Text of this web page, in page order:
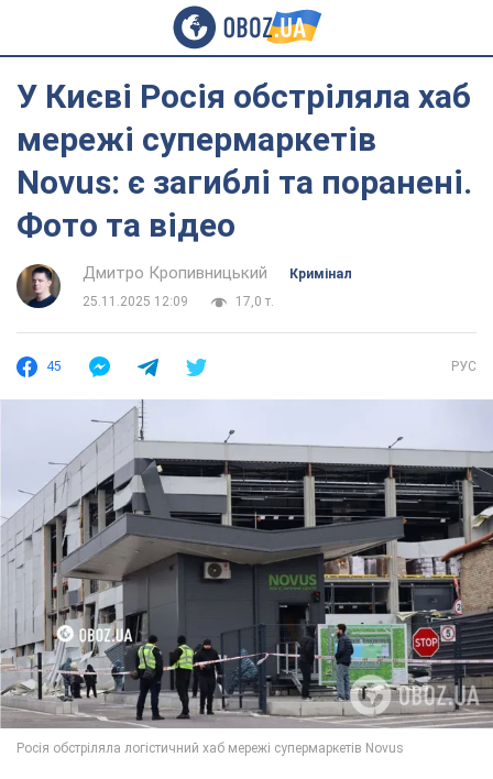
У Києві Росія обстріляла хаб
мережі супермаркетів
Novus: є загиблі та поранені.
Фото та відео
Дмитро Кропивницький
Кримінал
25.11.2025 12:09
17,0 т.
45 РУС